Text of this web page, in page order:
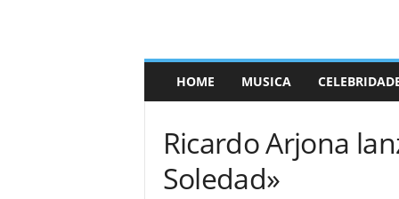
a
HOME MUSICA
Ricardo Arjona
Soledad»